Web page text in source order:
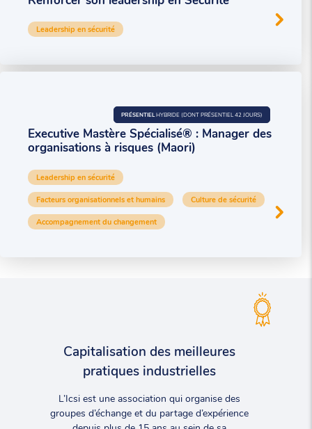
Leadership en sécurité
PRÉSENTIEL HYBRIDE (DONT PRÉSENTIEL 42 JOURS)
Executive Mastère Spécialisé® : Manager des
organisations à risques (Maori)
Leadership en sécurité
Facteurs organisationnels et humains Culture de sécurité
Accompagnement du changement
Capitalisation des meilleures
pratiques industrielles
L’Icsi est une association qui organise des
groupes d’échange et du partage d’expérience